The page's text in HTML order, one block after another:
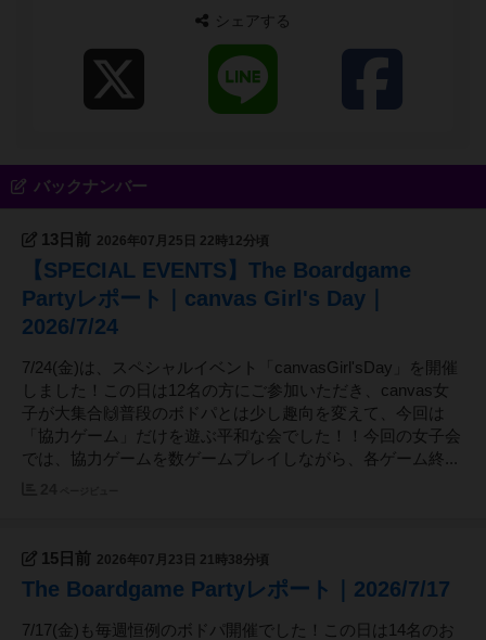
シェアする
バックナンバー
13日前 2026年07月25日 22時12分頃
【SPECIAL EVENTS】The Boardgame
Partyレポート｜canvas Girl's Day｜
2026/7/24
7/24(金)は、スペシャルイベント「canvasGirl'sDay」を開催
しました！この日は12名の方にご参加いただき、canvas女
子が大集合🙌普段のボドパとは少し趣向を変えて、今回は
「協力ゲーム」だけを遊ぶ平和な会でした！！今回の女子会
では、協力ゲームを数ゲームプレイしながら、各ゲーム終...
15日前 2026年07月23日 21時38分頃
The Boardgame Partyレポート｜2026/7/17
7/17(金)も毎週恒例のボドパ開催でした！この日は14名のお